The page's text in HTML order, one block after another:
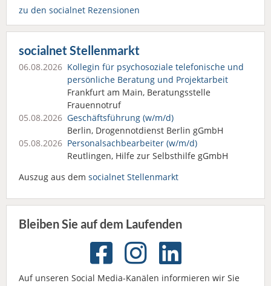
zu den socialnet Rezensionen
socialnet Stellenmarkt
06.08.2026 Kollegin für psychosoziale telefonische und
persönliche Beratung und Projektarbeit
Frankfurt am Main, Beratungsstelle
Frauennotruf
05.08.2026 Geschäftsführung (w/m/d)
Berlin, Drogennotdienst Berlin gGmbH
05.08.2026 Personalsach­bearbeiter (w/m/d)
Reutlingen, Hilfe zur Selbsthilfe gGmbH
Auszug aus dem socialnet Stellenmarkt
Bleiben Sie auf dem Laufenden
Auf unseren Social Media-Kanälen informieren wir Sie